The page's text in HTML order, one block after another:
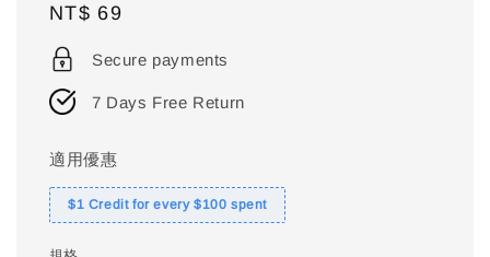
Regular
price
NT$ 69
Secure payments
7 Days Free Return
適用優惠
$1 Credit for every $100 spent